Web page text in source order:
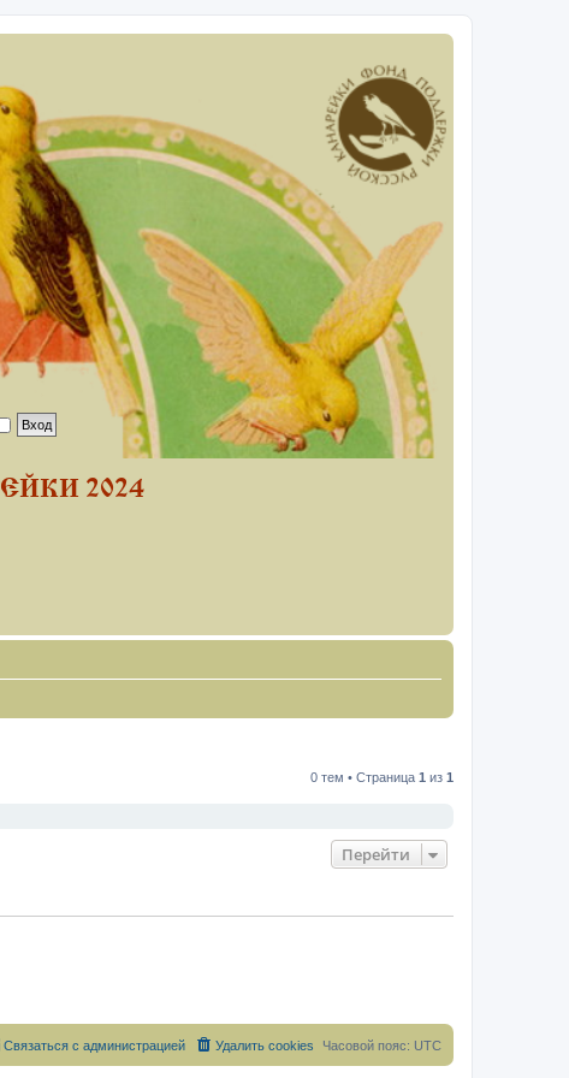
2024
0 тем • Страница 1 из 1
Перейти
Часовой пояс: UTC
Удалить cookies
Связаться с администрацией